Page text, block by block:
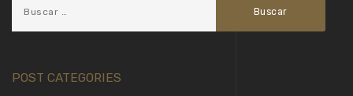
POST CATEGORIES